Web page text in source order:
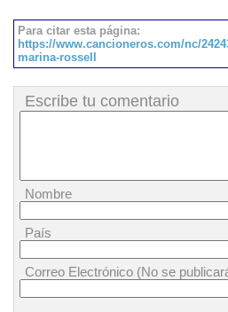
Para citar esta página:
https://www.cancioneros.com/nc/
marina-rossell
Escribe tu comentario
Nombre
País
Correo Electrónico (No se